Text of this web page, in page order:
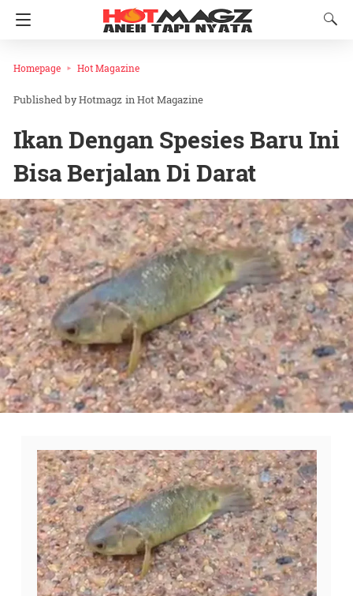
Homepage Hot Magazine
Hotmagz inHot Magazine
Ikan Dengan Spesies Baru Ini
Bisa Berjalan Di Darat